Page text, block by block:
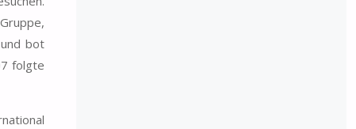
bot
folgte